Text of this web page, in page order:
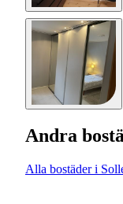
Andra
Alla bostäder i